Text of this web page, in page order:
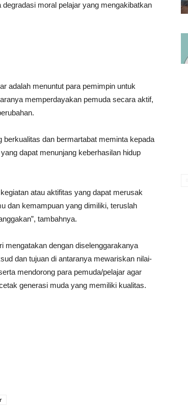
moral pelajar yang mengakibatkan
adalah menuntut para pemimpin untuk
memperdayakan pemuda secara aktif,
dan bermartabat meminta kepada
dapat menunjang keberhasilan hidup
atau aktifitas yang dapat merusak
dan kemampuan yang dimiliki, teruslah
tambahnya.
mengatakan dengan diselenggarakanya
dan tujuan di antaranya mewariskan nilai-
mendorong para pemuda/pelajar agar
generasi muda yang memiliki kualitas.